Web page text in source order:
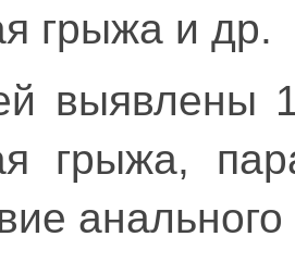
грыжа и др.
выявлены
грыжа,